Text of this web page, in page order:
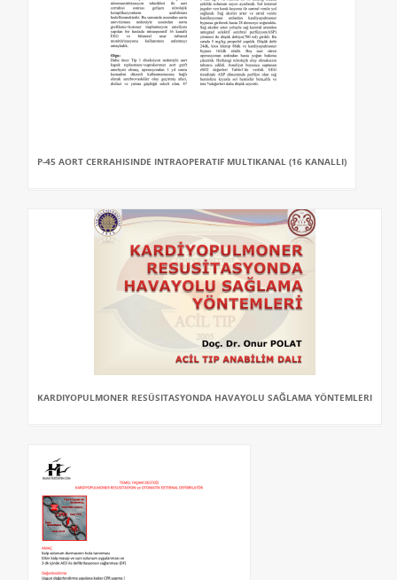
P-45 AORT CERRAHISINDE INTRAOPERATIF MULTIKANAL (16 KANALLI)
KARDIYOPULMONER RESÜSITASYONDA HAVAYOLU SAĞLAMA YÖNTEMLERI